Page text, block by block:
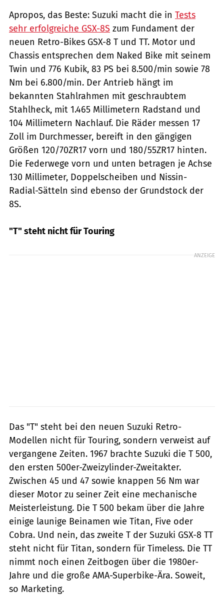
Apropos, das Beste: Suzuki macht die in Tests
sehr erfolgreiche GSX-8S zum Fundament der
neuen Retro-Bikes GSX-8 T und TT. Motor und
Chassis entsprechen dem Naked Bike mit seinem
Twin und 776 Kubik, 83 PS bei 8.500/min sowie 78
Nm bei 6.800/min. Der Antrieb hängt im
bekannten Stahlrahmen mit geschraubtem
Stahlheck, mit 1.465 Millimetern Radstand und
104 Millimetern Nachlauf. Die Räder messen 17
Zoll im Durchmesser, bereift in den gängigen
Größen 120/70ZR17 vorn und 180/55ZR17 hinten.
Die Federwege vorn und unten betragen je Achse
130 Millimeter, Doppelscheiben und Nissin-
Radial-Sätteln sind ebenso der Grundstock der
8S.
"T" steht nicht für Touring
ANZEIGE
Das "T" steht bei den neuen Suzuki Retro-
Modellen nicht für Touring, sondern verweist auf
vergangene Zeiten. 1967 brachte Suzuki die T 500,
den ersten 500er-Zweizylinder-Zweitakter.
Zwischen 45 und 47 sowie knappen 56 Nm war
dieser Motor zu seiner Zeit eine mechanische
Meisterleistung. Die T 500 bekam über die Jahre
einige launige Beinamen wie Titan, Five oder
Cobra. Und nein, das zweite T der Suzuki GSX-8 TT
steht nicht für Titan, sondern für Timeless. Die TT
nimmt noch einen Zeitbogen über die 1980er-
Jahre und die große AMA-Superbike-Ära. Soweit,
so Marketing.